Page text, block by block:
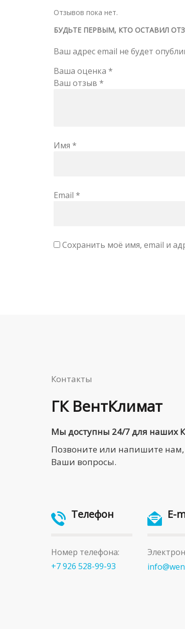
Отзывов пока нет.
БУДЬТЕ ПЕРВЫМ, КТО ОСТАВИЛ
Ваш адрес email не будет
Ваша оценка *
Ваш отзыв *
Имя *
Email *
Сохранить моё имя, email и
Контакты
ГК ВентКлимат
Мы доступны 24/7 для наших
Позвоните или напишите
Ваши вопросы.
Телефон
Номер телефона:
+7 926 528-99-93
E-